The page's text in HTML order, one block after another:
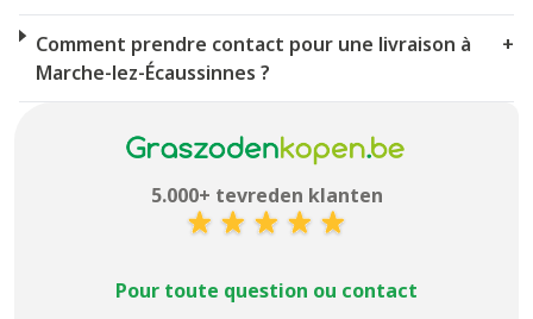
Comment prendre contact pour une livraison à
Marche-lez-Écaussinnes ?
+
5.000+ tevreden klanten
Pour toute question ou contact